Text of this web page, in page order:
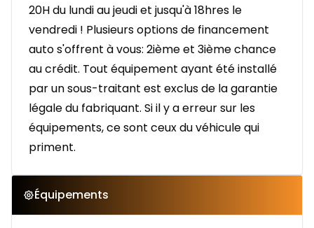
20H du lundi au jeudi et jusqu'à 18hres le
vendredi ! Plusieurs options de financement
auto s'offrent à vous: 2ième et 3ième chance
au crédit. Tout équipement ayant été installé
par un sous-traitant est exclus de la garantie
légale du fabriquant. Si il y a erreur sur les
équipements, ce sont ceux du véhicule qui
priment.
Équipements